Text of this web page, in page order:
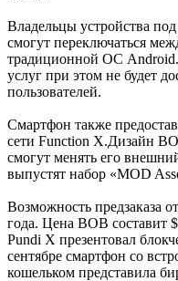
Владельцы устройства
смогут переключаться
традиционной ОС
услуг при этом не будет
пользователей.
Смартфон также
сети Function X.Дизайн
смогут менять его
выпустят набор «MOD
Возможность предзаказа
года. Цена BOB
Pundi X презентовал
сентябре смартфон со
кошельком представила